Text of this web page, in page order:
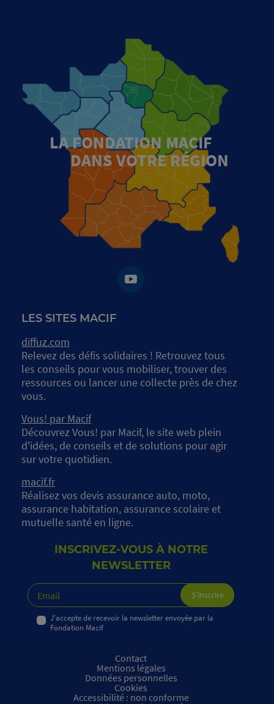
LES SITES MACIF
diffuz.com
Relevez des défis solidaires ! Retrouvez tous
les conseils pour vous mobiliser, trouver des
ressources ou lancer une collecte près de chez
vous.
Vous! par Macif
Découvrez Vous! par Macif, le site web plein
d'idées, de conseils et de solutions pour agir
sur votre quotidien.
macif.fr
Réalisez vos devis assurance auto, moto,
assurance habitation, assurance scolaire et
mutuelle santé en ligne.
INSCRIVEZ-VOUS À NOTRE
NEWSLETTER
J'accepte de recevoir la newsletter envoyée par la
Fondation Macif
LA FONDATION MACIF
DANS VOTRE RÉGION
Contact
Mentions légales
Données personnelles
Cookies
Accessibilité : non conforme